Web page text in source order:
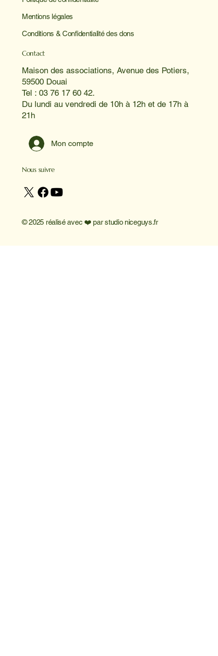
Mentions légales
Conditions & Confidentialité des dons
Contact
Maison des associations, Avenue des Potiers,
59500 Douai
Tel : 03 76 17 60 42.
Du lundi au vendredi de 10h à 12h et de 17h à
21h
Mon compte
Nous suivre
© 2025 réalisé avec ❤️ parstudio niceguys.fr